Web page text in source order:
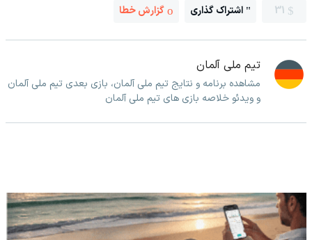
31 اشتراک گذاری گزارش خطا
تیم ملی آلمان
مشاهده برنامه و نتایج تیم ملی آلمان، بازی بعدی تیم ملی آلمان
و ویدئو خلاصه بازی های تیم ملی آلمان